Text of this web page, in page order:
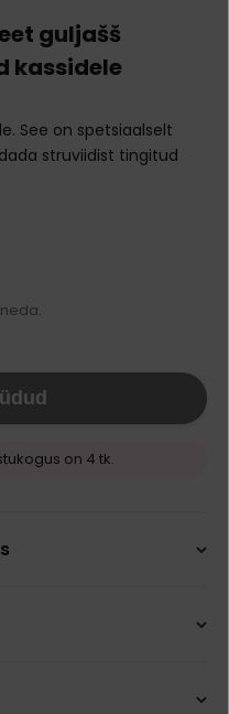
guljašš
kassidele
See on spetsiaalselt
struviidist tingitud
on 4 tk.